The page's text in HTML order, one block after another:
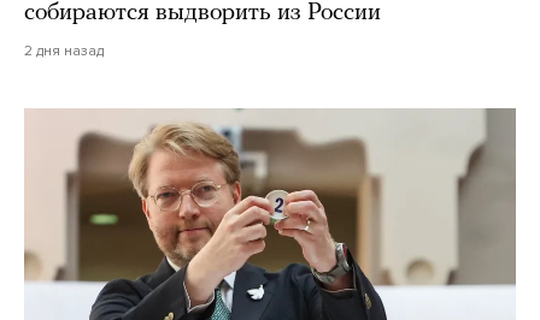
собираются выдворить из России
2 дня назад